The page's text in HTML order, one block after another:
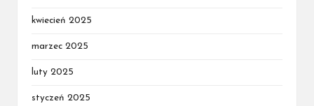
kwiecień 2025
marzec 2025
luty 2025
styczeń 2025